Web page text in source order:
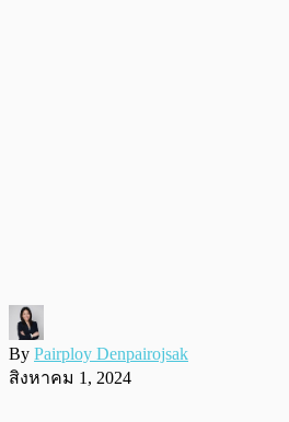
By Pairploy Denpairojsak
สิงหาคม 1, 2024